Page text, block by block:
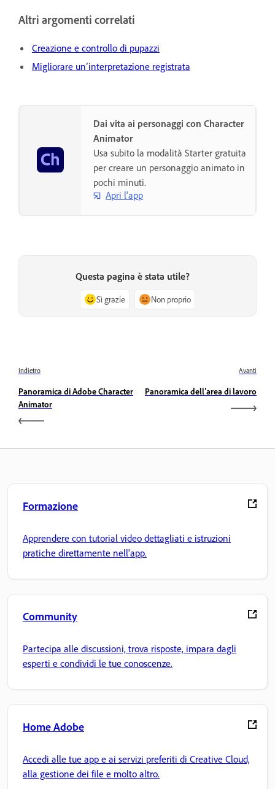
Altri argomenti correlati
Creazione e controllo di pupazzi
Migliorare un’interpretazione registrata
Dai vita ai personaggi con Character
Animator
Usa subito la modalità Starter gratuita
per creare un personaggio animato in
pochi minuti.
Apri l'app
Questa pagina è stata utile?
Sì grazie Non proprio
Indietro
Panoramica di Adobe Character
Animator
Avanti
Panoramica dell’area di lavoro
Formazione
Apprendere con tutorial video dettagliati e istruzioni
pratiche direttamente nell'app.
Community
Partecipa alle discussioni, trova risposte, impara dagli
esperti e condividi le tue conoscenze.
Home Adobe
Accedi alle tue app e ai servizi preferiti di Creative Cloud,
alla gestione dei file e molto altro.